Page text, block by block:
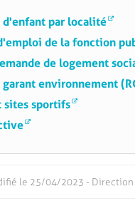
d'enfant par localité
de la fonction
de logement
environnement
sites sportifs
le 25/04/2023 -